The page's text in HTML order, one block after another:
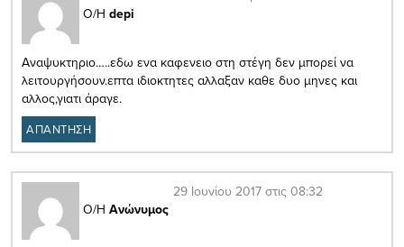
Ο/Η depi
Aναψυκτηριο…..εδω ενα καφενειο στη στέγη δεν μπορεί να
λειτουργήσουν.επτα ιδιοκτητες αλλαξαν καθε δυο μηνες και
αλλος,γιατι άραγε.
ΑΠΑΝΤΗΣΗ
Ο/Η Ανώνυμος
29 Ιουνίου 2017 στις 08:32